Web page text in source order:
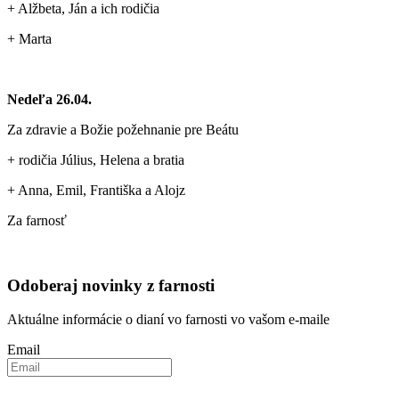
+ Alžbeta, Ján a ich rodičia
+ Marta
Nedeľa 26.04.
Za zdravie a Božie požehnanie pre Beátu
+ rodičia Július, Helena a bratia
+ Anna, Emil, Františka a Alojz
Za farnosť
Odoberaj novinky z farnosti
Aktuálne informácie o dianí vo farnosti vo vašom e-maile
Email